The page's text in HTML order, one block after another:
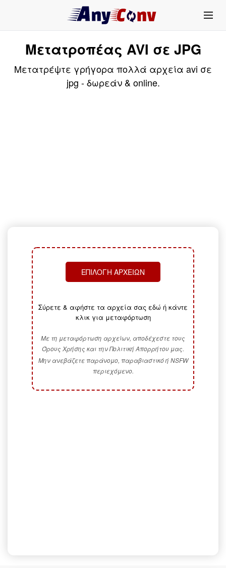
Μετατροπέας AVI σε JPG
Μετατρέψτε γρήγορα πολλά αρχεία avi σε
jpg - δωρεάν & online.
ΕΠΙΛΟΓΉ ΑΡΧΕΊΩΝ
Σύρετε & αφήστε τα αρχεία σας εδώ ή κάντε
κλικ για μεταφόρτωση
Με τη μεταφόρτωση αρχείων, αποδέχεστε τους
Όρους Χρήσης και την Πολιτική Απορρήτου μας.
Μην ανεβάζετε παράνομο, παραβιαστικό ή NSFW
περιεχόμενο.